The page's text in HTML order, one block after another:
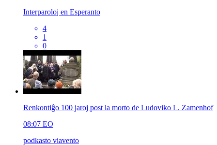
Interparoloj en Esperanto
4
1
0
Renkontiĝo 100 jaroj post la morto de Ludoviko L. Zamenhof
08:07 EO
podkasto viavento